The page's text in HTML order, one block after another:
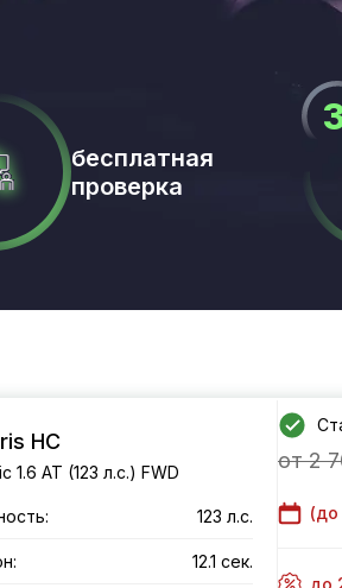
бесплатная
проверка
HC
1.6 AT (123 л.с.) FWD
123 л.с.
12.1 сек.
от 2
(до
до